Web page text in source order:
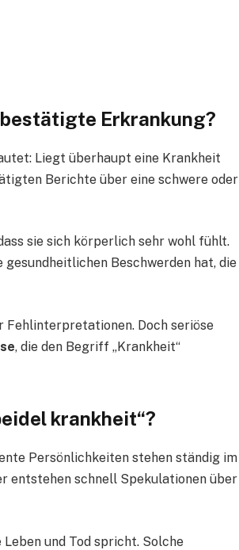
Erkrankung?
Liegt überhaupt eine Krankheit
Berichte über eine schwere oder
sie sich körperlich sehr wohl fühlt.
gesundheitlichen Beschwerden hat, die
Fehlinterpretationen. Doch seriöse
, die den Begriff „Krankheit“
krankheit“?
Persönlichkeiten stehen ständig im
entstehen schnell Spekulationen über
und Tod spricht. Solche